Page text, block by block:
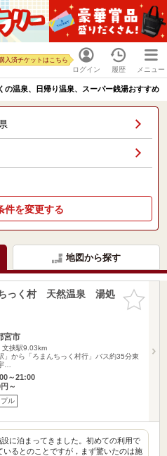
ログイン
購入済チケットはこちら
履歴 メニュー
の温泉、日帰り温泉、スーパー銭湯おすすめ
件を変更する
地図から探す
お気に入
りに追加
っく村 天然温泉 湯処
宮市
文挟駅9.03km
」から「ろまんちっく村行」バス約35分東
…
～21:00
～
ル
に泊まってきました。初めての利用で
いるとのことですが，まず驚いたのは施